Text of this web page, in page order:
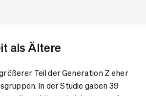
als Ältere
Teil der Generation Z eher
In der Studie gaben 39